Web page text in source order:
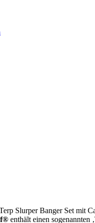
Slurper Banger Set mit
enthält einen sogenannten